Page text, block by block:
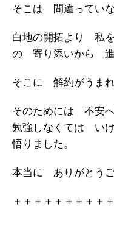
そこは 間違ってい
白地の開拓より 私
の 寄り添いから 進
そこに 解約がうまれ
そのためには 不安
勉強しなくては い
悟りました。
本当に ありがとうご
＋＋＋＋＋＋＋＋＋